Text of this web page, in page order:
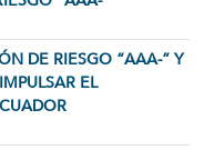
DE RIESGO “AAA-” Y
EL